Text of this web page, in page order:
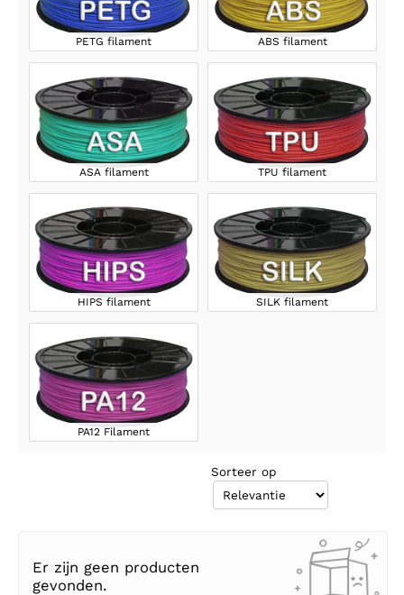
PETG filament ABS filament
ASA filament TPU filament
HIPS filament SILK filament
PA12 Filament
Sorteer op
Er zijn geen producten
gevonden.